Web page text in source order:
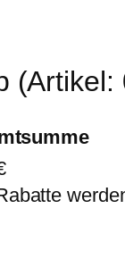
(Artikel: